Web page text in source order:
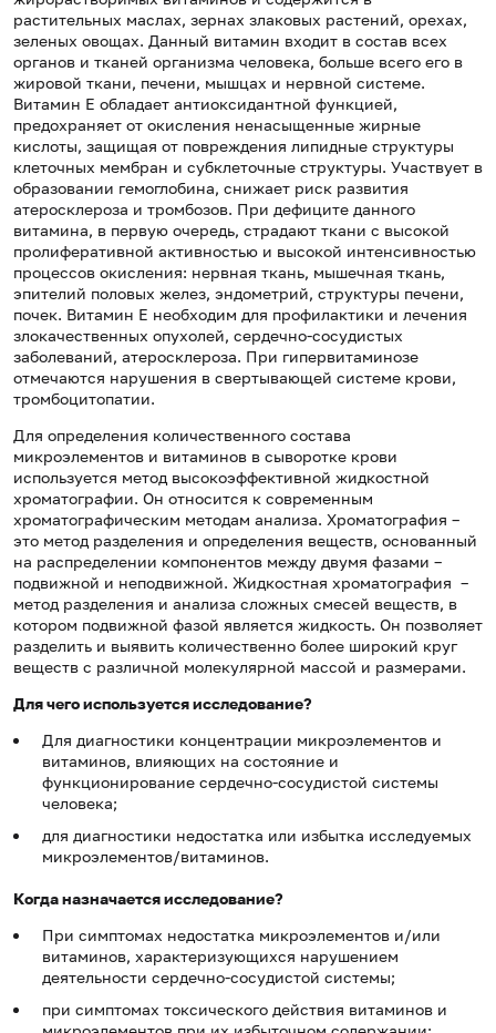
растительных маслах, зернах злаковых растений, орехах,
зеленых овощах. Данный витамин входит в состав всех
органов и тканей организма человека, больше всего его в
жировой ткани, печени, мышцах и нервной системе.
Витамин Е обладает антиоксидантной функцией,
предохраняет от окисления ненасыщенные жирные
кислоты, защищая от повреждения липидные структуры
клеточных мембран и субклеточные структуры. Участвует в
образовании гемоглобина, снижает риск развития
атеросклероза и тромбозов. При дефиците данного
витамина, в первую очередь, страдают ткани с высокой
пролиферативной активностью и высокой интенсивностью
процессов окисления: нервная ткань, мышечная ткань,
эпителий половых желез, эндометрий, структуры печени,
почек. Витамин Е необходим для профилактики и лечения
злокачественных опухолей, сердечно-сосудистых
заболеваний, атеросклероза. При гипервитаминозе
отмечаются нарушения в свертывающей системе крови,
тромбоцитопатии.
Для определения количественного состава
микроэлементов и витаминов в сыворотке крови
используется метод высокоэффективной жидкостной
хроматографии. Он относится к современным
хроматографическим методам анализа. Хроматография –
это метод разделения и определения веществ, основанный
на распределении компонентов между двумя фазами –
подвижной и неподвижной. Жидкостная хроматография –
метод разделения и анализа сложных смесей веществ, в
котором подвижной фазой является жидкость. Он позволяет
разделить и выявить количественно более широкий круг
веществ с различной молекулярной массой и размерами.
Для чего используется исследование?
Для диагностики концентрации микроэлементов и
витаминов, влияющих на состояние и
функционирование сердечно-сосудистой системы
человека;
для диагностики недостатка или избытка исследуемых
микроэлементов/витаминов.
Когда назначается исследование?
При симптомах недостатка микроэлементов и/или
витаминов, характеризующихся нарушением
деятельности сердечно-сосудистой системы;
при симптомах токсического действия витаминов и